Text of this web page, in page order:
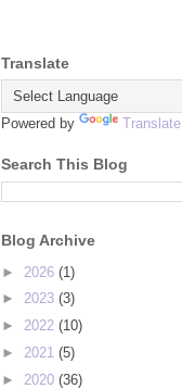
Translate
Powered by Translate
Search This Blog
Blog Archive
► 2026 (1)
► 2023 (3)
► 2022 (10)
► 2021 (5)
► 2020 (36)